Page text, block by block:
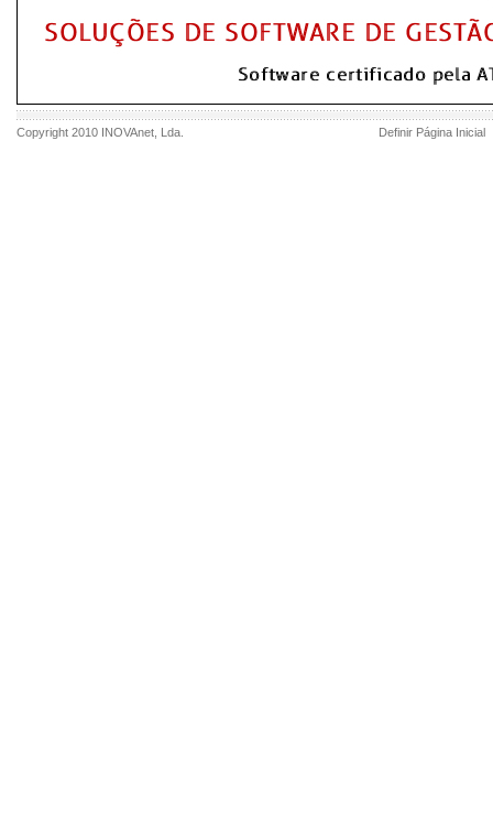
Copyright 2010 INOVAnet , Lda. Definir Página Inicial